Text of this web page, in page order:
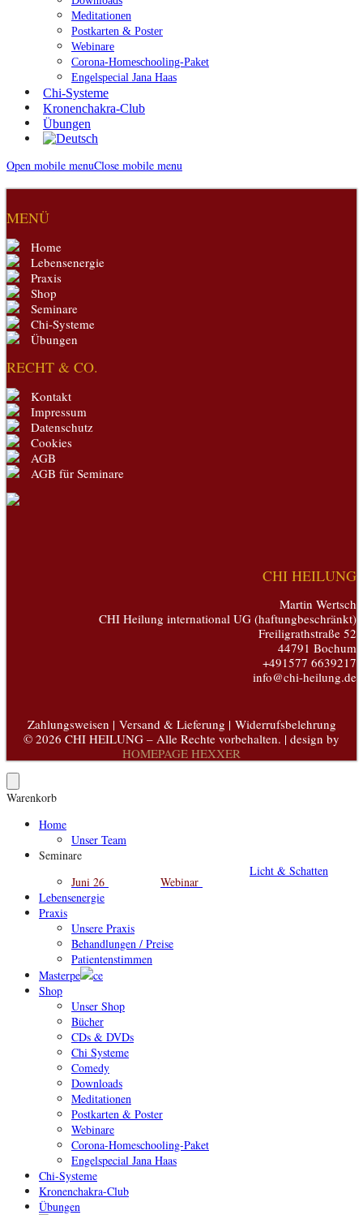
Meditationen
Postkarten & Poster
Webinare
Corona-Homeschooling-Paket
Engelspecial Jana Haas
Chi-Systeme
Kronenchakra-Club
Übungen
Open mobile menuClose mobile menu
MENÜ
Home
Lebensenergie
Praxis
Shop
Seminare
Chi-Systeme
Übungen
RECHT & CO.
Kontakt
Impressum
Datenschutz
Cookies
AGB
AGB für Seminare
CHI HEILUNG
Martin Wertsch
CHI Heilung international UG (haftungbeschränkt)
Freiligrathstraße 52
44791 Bochum
+491577 6639217
info@chi-heilung.de
Zahlungsweisen | Versand & Lieferung | Widerrufsbelehrung
© 2026 CHI HEILUNG – Alle Rechte vorbehalten. | design by
HOMEPAGE HEXXER
Warenkorb
Home
Unser Team
Seminare
Juni 26
Webinar
Licht & Schatten
Lebensenergie
Praxis
Unsere Praxis
Behandlungen / Preise
Patientenstimmen
Masterpe
ce
Shop
Unser Shop
Bücher
CDs & DVDs
Chi Systeme
Comedy
Downloads
Meditationen
Postkarten & Poster
Webinare
Corona-Homeschooling-Paket
Engelspecial Jana Haas
Chi-Systeme
Kronenchakra-Club
Übungen